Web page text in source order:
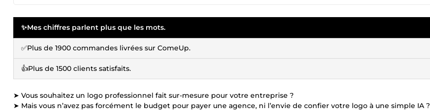
✨Mes chiffres parlent plus que les mots.
✅Plus de 1900 commandes livrées sur ComeUp.
👍Plus de 1500 clients satisfaits.
➤ Vous souhaitez un logo professionnel fait sur-mesure pour votre entreprise ?
➤ Mais vous n’avez pas forcément le budget pour payer une agence, ni l’envie de confier votre logo à une simple IA ?